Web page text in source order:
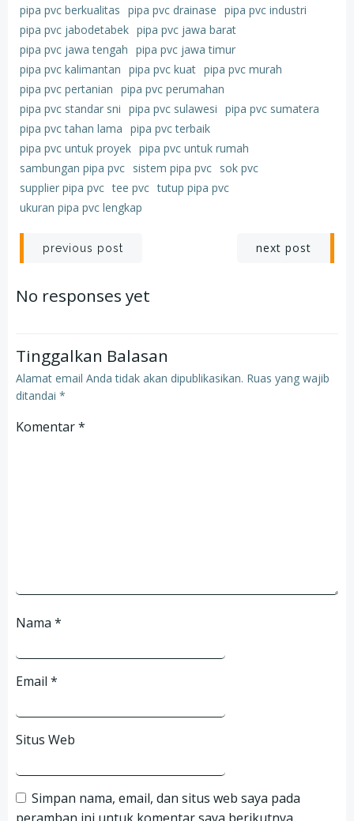
pipa pvc berkualitas pipa pvc drainase pipa pvc industri
pipa pvc jabodetabek pipa pvc jawa barat
pipa pvc jawa tengah pipa pvc jawa timur
pipa pvc kalimantan pipa pvc kuat pipa pvc murah
pipa pvc pertanian pipa pvc perumahan
pipa pvc standar sni pipa pvc sulawesi pipa pvc sumatera
pipa pvc tahan lama pipa pvc terbaik
pipa pvc untuk proyek pipa pvc untuk rumah
sambungan pipa pvc sistem pipa pvc sok pvc
supplier pipa pvc tee pvc tutup pipa pvc
ukuran pipa pvc lengkap
Post
navigation
previous post next post
No responses yet
Tinggalkan Balasan
Alamat email Anda tidak akan dipublikasikan. Ruas yang wajib
ditandai *
Komentar*
Nama *
Email *
Situs Web
Simpan nama, email, dan situs web saya pada